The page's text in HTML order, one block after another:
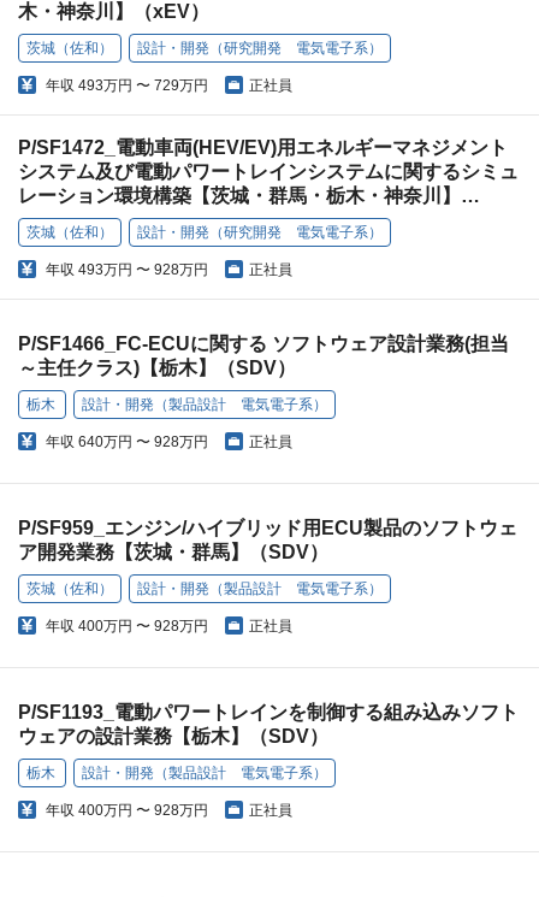
木・神奈川】（xEV）
茨城（佐和） 設計・開発（研究開発 電気電子系）
年収 493万円 〜 729万円 正社員
P/SF1472_電動車両(HEV/EV)用エネルギーマネジメント
システム及び電動パワートレインシステムに関するシミュ
レーション環境構築【茨城・群馬・栃木・神奈川】
（xEV）
茨城（佐和） 設計・開発（研究開発 電気電子系）
年収 493万円 〜 928万円 正社員
P/SF1466_FC-ECUに関する ソフトウェア設計業務(担当
～主任クラス)【栃木】（SDV）
栃木 設計・開発（製品設計 電気電子系）
年収 640万円 〜 928万円 正社員
P/SF959_エンジン/ハイブリッド用ECU製品のソフトウェ
ア開発業務【茨城・群馬】（SDV）
茨城（佐和） 設計・開発（製品設計 電気電子系）
年収 400万円 〜 928万円 正社員
P/SF1193_電動パワートレインを制御する組み込みソフト
ウェアの設計業務【栃木】（SDV）
栃木 設計・開発（製品設計 電気電子系）
年収 400万円 〜 928万円 正社員